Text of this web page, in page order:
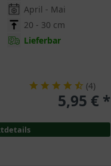
April - Mai
20 - 30 cm
Lieferbar
(4)
5,95 € *